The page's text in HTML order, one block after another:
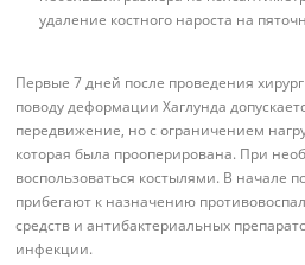
удаление костного нароста на
Первые 7 дней после проведения
поводу деформации Хаглунда
передвижение, но с ограничением
которая была прооперирована. При
воспользоваться костылями. В начале
прибегают к назначению
средств и антибактериальных
инфекции.